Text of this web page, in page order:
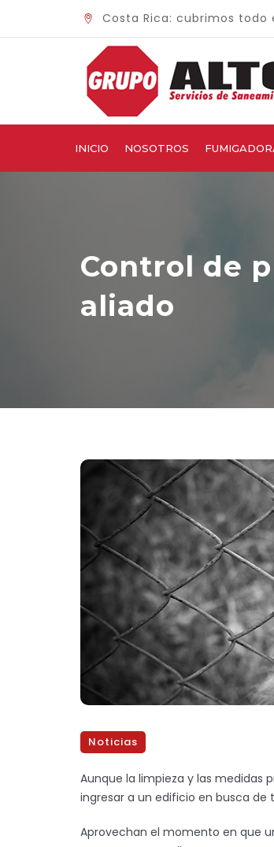
Costa Rica: cubrimos
INICIO NOSOTROS
Control de
aliado
Noticias
Aunque la limpieza y las medidas
ingresar a un edificio en busca de
Aprovechan el momento en que